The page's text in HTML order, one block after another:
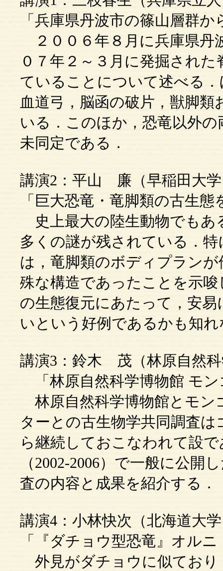
「兵庫県丹波市の篠山層群
２００６年８月に兵庫県丹
０７年２～３月に発掘され
ていることについて述べる
血道弓，脳函の破片，獣脚
いる．このほか，恐竜以外
未同定である．
講演2：平山 廉（早稲田大
「巨大恐竜・竜脚類の古生態
史上最大の陸生動物でもあ
多くの謎が残されている．
は，竜脚類のボディプラン
殊な構造であったことを示
の生態復元にあたって，安
いという好例であるかも知
講演3：鈴木 茂（林原自然
「林原自然科学博物館 モン
林原自然科学博物館とモン
ターとの古生物学共同調査
ら継続しておこなわれて設
（2002-2006）で一般に公開
査の内容と成果を紹介する．
講演4：小林快次（北海道大
「『ダチョウ型恐竜』オル
外見がダチョウに似ており